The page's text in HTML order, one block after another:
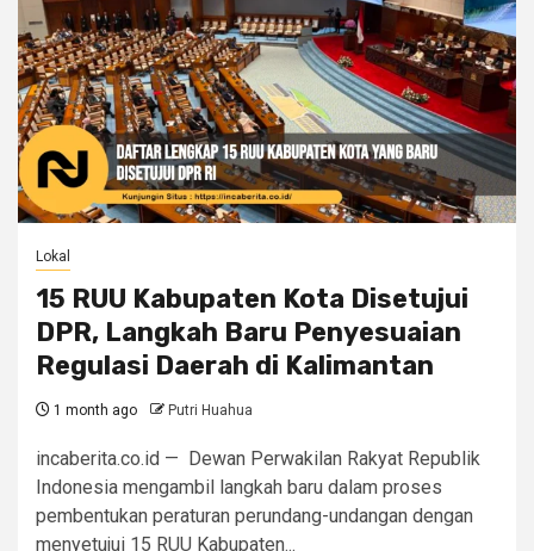
Lokal
15 RUU Kabupaten Kota Disetujui
DPR, Langkah Baru Penyesuaian
Regulasi Daerah di Kalimantan
1 month ago Putri Huahua
incaberita.co.id — Dewan Perwakilan Rakyat Republik
Indonesia mengambil langkah baru dalam proses
pembentukan peraturan perundang-undangan dengan
menyetujui 15 RUU Kabupaten...